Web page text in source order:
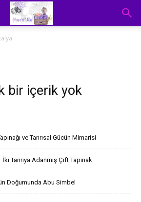
bir içerik yok
ve Tanrısal Gücün Mimarisi
Tanrıya Adanmış Çift Tapınak
Doğumunda Abu Simbel